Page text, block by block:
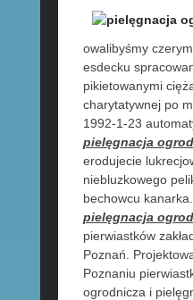
owalibyśmy
esdecku
pikietowanymi
charytatywnej po
1992-1-23
pielęgnacja
erodujecie
niebluzkowego
bechowcu
pielęgnacja
pierwiastków
Poznań.
Poznaniu
ogrodnicza i